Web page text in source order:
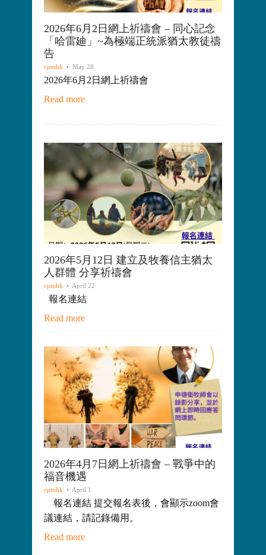
2026年6月2日網上祈禱會 – 同心記念
「哈雷廸」~為極端正統派猶太教徒禱
告
cpmhk • May 28
2026年6月2日網上祈禱會
Read more
2026年5月12日 建立及牧養信主猶太
人群體 分享祈禱會
cpmhk • April 22
報名連結
Read more
2026年4月7日網上祈禱會 – 戰爭中的
福音機遇
cpmhk • April 1
報名連結 提交報名表後，會顯示zoom會
議連結，請記錄備用。
Read more